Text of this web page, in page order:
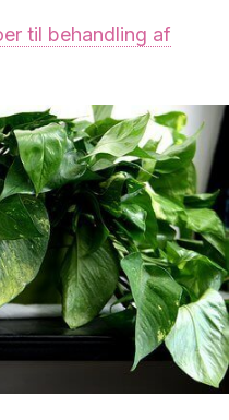
til behandling af